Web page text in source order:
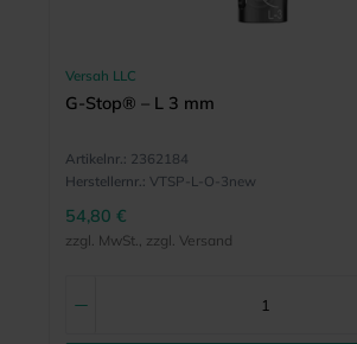
Versah LLC
G-Stop® – L 3 mm
Artikelnr.: 2362184
Herstellernr.: VTSP-L-O-3new
54,80 €
zzgl. MwSt., zzgl. Versand